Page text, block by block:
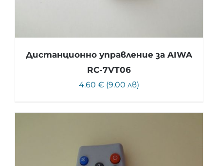
Дистанционно управление за AIWA
RC-7VT06
4.60 € (9.00 лв)